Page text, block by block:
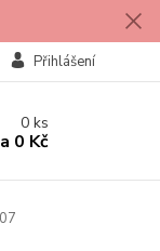
Přihlášení
0ks
0 Kč